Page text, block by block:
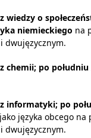
z wiedzy o
niemieckiego na
dwujęzycznym.
z chemii; po
z informatyki; po
jako języka obcego na
dwujęzycznym.